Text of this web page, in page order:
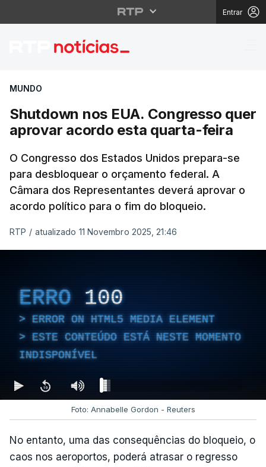
Entrar
Shutdown nos EUA.
MUNDO
Shutdown nos EUA. Congresso quer
aprovar acordo esta quarta-feira
O Congresso dos Estados Unidos prepara-se
para desbloquear o orçamento federal. A
Câmara dos Representantes deverá aprovar o
acordo político para o fim do bloqueio.
RTP / atualizado 11 Novembro 2025, 21:46
ERRO 100
ERROR ON HTML5 MEDIA ELEMENT
ESTE CONTEÚDO ESTÁ NESTE MOMENTO
INDISPONÍVEL
Foto: Annabelle Gordon - Reuters
No entanto, uma das consequências do bloqueio, o
caos nos aeroportos, poderá atrasar o regresso